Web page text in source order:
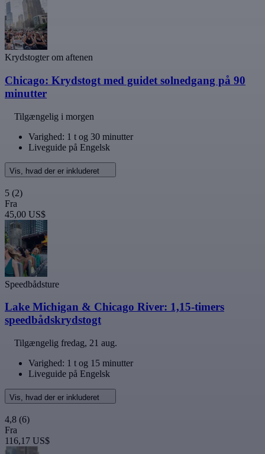
Krydstogter om aftenen
Chicago: Krydstogt med guidet solnedgang på 90
minutter
Tilgængelig i morgen
Varighed: 1 t og 30 minutter
Liveguide på Engelsk
Vis, hvad der er inkluderet
5 (2)
Fra
45,00 US$
Speedbådsture
Lake Michigan & Chicago River: 1,15-timers
speedbådskrydstogt
Tilgængelig fredag, 21 aug.
Varighed: 1 t og 15 minutter
Liveguide på Engelsk
Vis, hvad der er inkluderet
4,8 (6)
Fra
116,17 US$